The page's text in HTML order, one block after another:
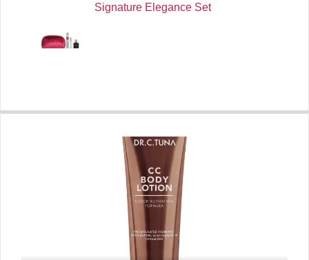
Signature Elegance Set